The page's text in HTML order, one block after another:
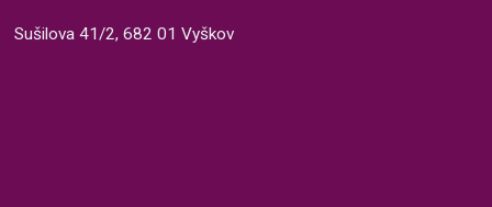
Sušilova 41/2, 682 01 Vyškov